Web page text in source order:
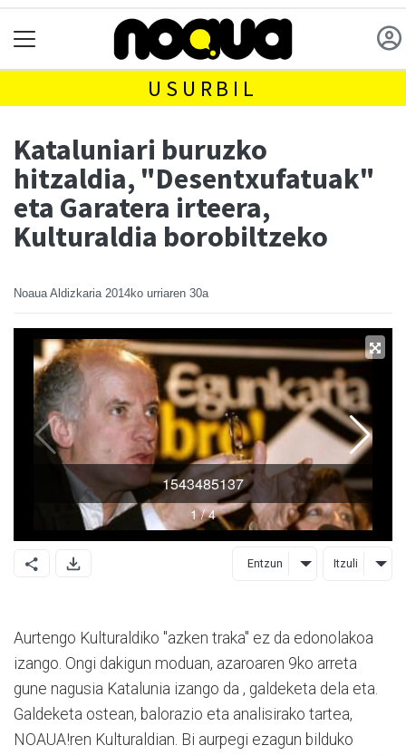
USURBIL
Kataluniari buruzko
hitzaldia, "Desentxufatuak"
eta Garatera irteera,
Kulturaldia borobiltzeko
Noaua Aldizkaria 2014ko urriaren 30a
Entzun Itzuli
Aurtengo Kulturaldiko "azken traka" ez da edonolakoa
izango. Ongi dakigun moduan, azaroaren 9ko arreta
gune nagusia Katalunia izango da , galdeketa dela eta.
Galdeketa ostean, balorazio eta analisirako tartea,
NOAUA!ren Kulturaldian. Bi aurpegi ezagun bilduko